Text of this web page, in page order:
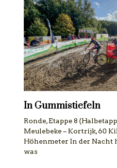
In Gummistiefeln
Ronde, Etappe 8
Meulebeke – Kortrijk, 60
Höhenmeter In der Nacht
was